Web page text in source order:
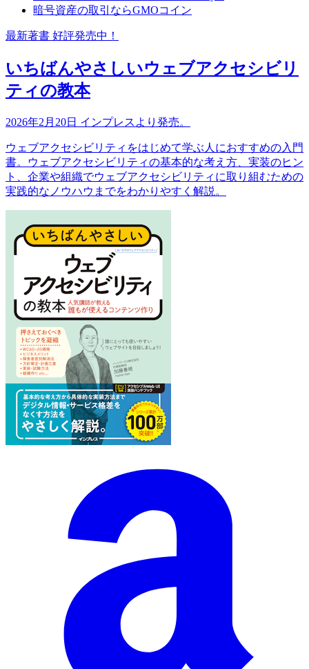
暗号資産の取引ならGMOコイン
最新著書 好評発売中！
いちばんやさしいウェブアクセシビリ
ティの教本
2026年2月20日 インプレスより発売。
ウェブアクセシビリティをはじめて学ぶ人におすすめの入門
書。ウェブアクセシビリティの基本的な考え方、実装のヒン
ト、企業や組織でウェブアクセシビリティに取り組むための
実践的なノウハウまでをわかりやすく解説。